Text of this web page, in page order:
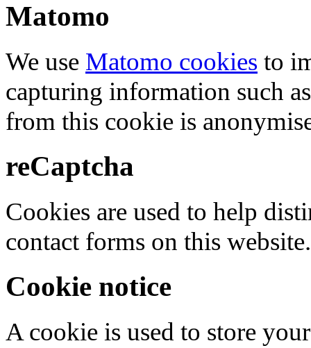
Matomo
We use Matomo cookies to
capturing information such
from this cookie is
reCaptcha
Cookies are used to help
contact forms on this website.
Cookie notice
A cookie is used to store